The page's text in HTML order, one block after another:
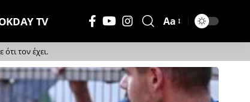
TV
Μέγεθος
Γραμματοσειράς
Aa
τον έχει.